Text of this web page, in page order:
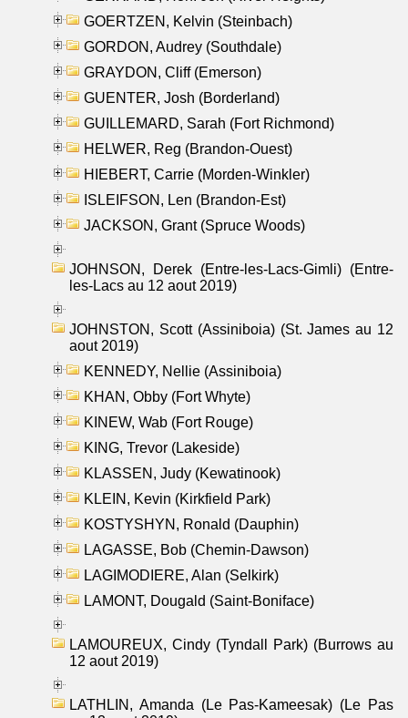
GOERTZEN, Kelvin (Steinbach)
GORDON, Audrey (Southdale)
GRAYDON, Cliff (Emerson)
GUENTER, Josh (Borderland)
GUILLEMARD, Sarah (Fort Richmond)
HELWER, Reg (Brandon-Ouest)
HIEBERT, Carrie (Morden-Winkler)
ISLEIFSON, Len (Brandon-Est)
JACKSON, Grant (Spruce Woods)
JOHNSON, Derek (Entre-les-Lacs-Gimli) (Entre-
les-Lacs au 12 aout 2019)
JOHNSTON, Scott (Assiniboia) (St. James au 12
aout 2019)
KENNEDY, Nellie (Assiniboia)
KHAN, Obby (Fort Whyte)
KINEW, Wab (Fort Rouge)
KING, Trevor (Lakeside)
KLASSEN, Judy (Kewatinook)
KLEIN, Kevin (Kirkfield Park)
KOSTYSHYN, Ronald (Dauphin)
LAGASSE, Bob (Chemin-Dawson)
LAGIMODIERE, Alan (Selkirk)
LAMONT, Dougald (Saint-Boniface)
LAMOUREUX, Cindy (Tyndall Park) (Burrows au
12 aout 2019)
LATHLIN, Amanda (Le Pas-Kameesak) (Le Pas